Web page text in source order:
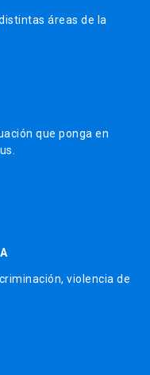
áreas de la
que ponga en
violencia de